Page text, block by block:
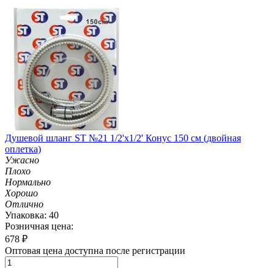
Душевой шланг ST №21 1/2'х1/2' Конус 150 см (двойная
оплетка)
Ужасно
Плохо
Нормально
Хорошо
Отлично
Упаковка: 40
Розничная цена:
678 ₽
Оптовая цена доступна после регистрации